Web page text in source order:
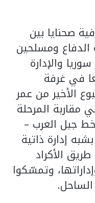
صحنايا بين
ومسلحين
والإدارة
في غرفة
الأخير من عمر
مقاربة المرحلة
خط جبل العرب –
إدارة ذاتية
الأكراد
وتمسّكوا